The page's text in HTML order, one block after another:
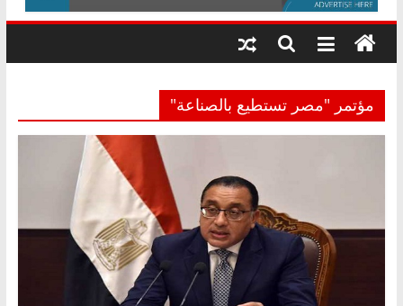
المجلس القومي لحقوق الإنسان يعلن
متابعة قضية الدكتور محمد زهران.. ويؤكد:
قرينة البراءة وضمانات المحاكمة العادلة
درب..
وتبقى
هي
مؤتمر "مصر تستطيع بالصناعة"